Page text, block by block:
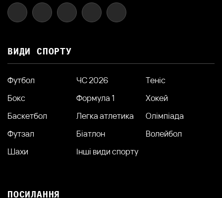
ВИДИ СПОРТУ
Футбол ЧС 2026
Теніс
Бокс
Формула 1
Хокей
Баскетбол
Легка атлетика
Олімпіада
Футзал
Біатлон
Волейбол
Шахи
Інші види спорту
ПОСИЛАННЯ